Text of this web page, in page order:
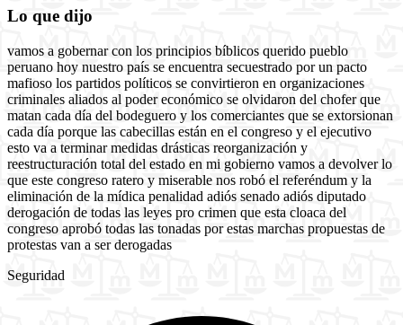
Lo que dijo
vamos a gobernar con los principios bíblicos querido pueblo
peruano hoy nuestro país se encuentra secuestrado por un pacto
mafioso los partidos políticos se convirtieron en organizaciones
criminales aliados al poder económico se olvidaron del chofer que
matan cada día del bodeguero y los comerciantes que se extorsionan
cada día porque las cabecillas están en el congreso y el ejecutivo
esto va a terminar medidas drásticas reorganización y
reestructuración total del estado en mi gobierno vamos a devolver lo
que este congreso ratero y miserable nos robó el referéndum y la
eliminación de la mídica penalidad adiós senado adiós diputado
derogación de todas las leyes pro crimen que esta cloaca del
congreso aprobó todas las tonadas por estas marchas propuestas de
protestas van a ser derogadas
Seguridad